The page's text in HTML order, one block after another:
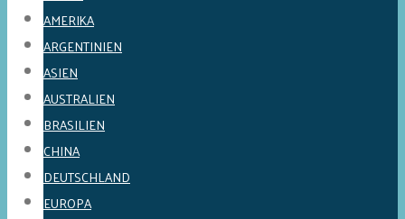
AMERIKA
ARGENTINIEN
ASIEN
AUSTRALIEN
BRASILIEN
CHINA
DEUTSCHLAND
EUROPA